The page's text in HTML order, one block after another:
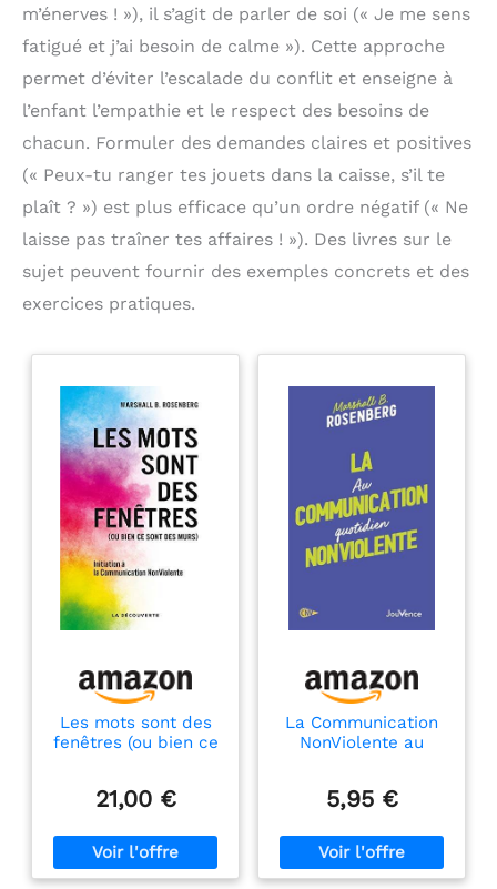
m’énerves ! »), il s’agit de parler de soi (« Je me sens
fatigué et j’ai besoin de calme »). Cette approche
permet d’éviter l’escalade du conflit et enseigne à
l’enfant l’empathie et le respect des besoins de
chacun. Formuler des demandes claires et positives
(« Peux-tu ranger tes jouets dans la caisse, s’il te
plaît ? ») est plus efficace qu’un ordre négatif (« Ne
laisse pas traîner tes affaires ! »). Des livres sur le
sujet peuvent fournir des exemples concrets et des
exercices pratiques.
Les mots sont des
fenêtres (ou bien ce
Communication
21,00 €
La Communication
NonViolente au
5,95 €